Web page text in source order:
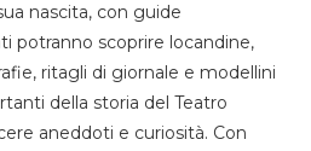
nascita, con guide
potranno scoprire locandine,
ritagli di giornale e modellini
della storia del Teatro
aneddoti e curiosità. Con